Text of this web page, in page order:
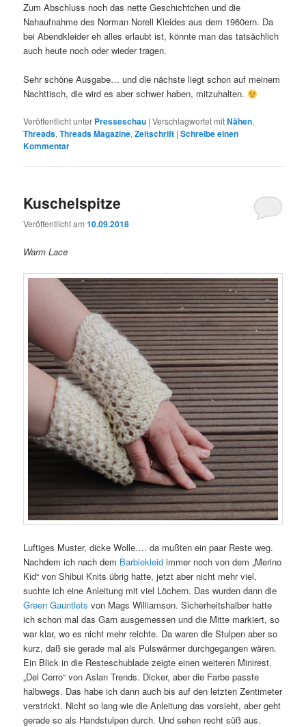
Zum Abschluss noch das nette Geschichtchen und die
Nahaufnahme des Norman Norell Kleides aus dem 1960ern. Da
bei Abendkleider eh alles erlaubt ist, könnte man das tatsächlich
auch heute noch oder wieder tragen.
Sehr schöne Ausgabe… und die nächste liegt schon auf meinem
Nachttisch, die wird es aber schwer haben, mitzuhalten.
Veröffentlicht unter Presseschau |Verschlagwortet mitNähen,
Threads,Threads Magazine,Zeitschrift |Schreibe einen
Kommentar
Kuschelspitze
Veröffentlicht am10.09.2018
Warm Lace
Luftiges Muster, dicke Wolle…. da mußten ein paar Reste weg.
Nachdem ich nach dem Barbiekleid immer noch von dem „Merino
Kid“ von Shibui Knits übrig hatte, jetzt aber nicht mehr viel,
suchte ich eine Anleitung mit viel Löchern. Das wurden dann die
Green Gauntlets von Mags Williamson. Sicherheitshalber hatte
ich schon mal das Garn ausgemessen und die Mitte markiert, so
war klar, wo es nicht mehr reichte. Da waren die Stulpen aber so
kurz, daß sie gerade mal als Pulswärmer durchgegangen wären.
Ein Blick in die Resteschublade zeigte einen weiteren Minirest,
„Del Cerro“ von Aslan Trends. Dicker, aber die Farbe passte
halbwegs. Das habe ich dann auch bis auf den letzten Zentimeter
verstrickt. Nicht so lang wie die Anleitung das vorsieht, aber geht
gerade so als Handstulpen durch. Und sehen recht süß aus.